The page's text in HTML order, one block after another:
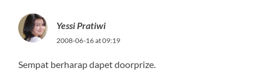
Yessi Pratiwi
2008-06-16 at 09:19
Sempat berharap dapet doorprize.